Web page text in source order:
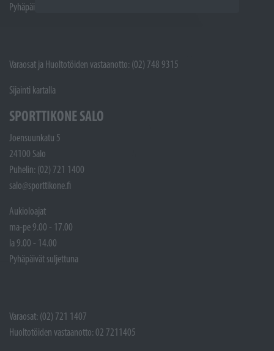
Pyhäpäivät suljettuna
Varaosat ja Huoltotöiden vastaanotto: (02) 748 9315
Sijainti kartalla
SPORTTIKONE SALO
Joensuunkatu 5
24100 Salo
Puhelin: (02) 721 1400
salo@sporttikone.fi
Aukioloajat
ma-pe 9.00 - 17.00
la 9.00 - 14.00
Pyhäpäivät suljettuna
Varaosat: (02) 721 1407
Huoltotöiden vastaanotto: 02 7211405